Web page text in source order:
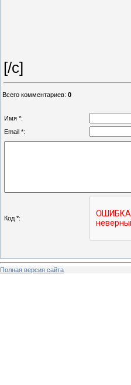
[/c]
Всего комментариев: 0
Имя *:
Email *:
Код *:
Полная версия сайта